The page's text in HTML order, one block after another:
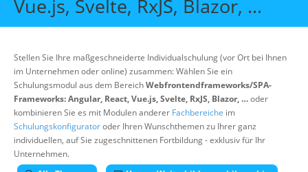
Über uns
Vue.js, Svelte, RxJS, Blazor, …
Stellen Sie Ihre maßgeschneiderte Individualschulung (vor Ort bei Ihnen
im Unternehmen oder online) zusammen: Wählen Sie ein
Schulungsmodul aus dem BereichWebfrontendframeworks/SPA-
Frameworks: Angular, React, Vue.js, Svelte, RxJS, Blazor, …oder
kombinieren Sie es mit Modulen anderer Fachbereiche im
Schulungskonfiguratoroder Ihren Wunschthemen zu Ihrer ganz
individuellen, auf Sie zugeschnittenen Fortbildung - exklusiv für Ihr
Unternehmen.